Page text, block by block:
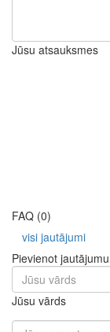
Jūsu atsauksmes
FAQ (0)
visi jautājumi
Pievienot jautājumu
Jūsu vārds